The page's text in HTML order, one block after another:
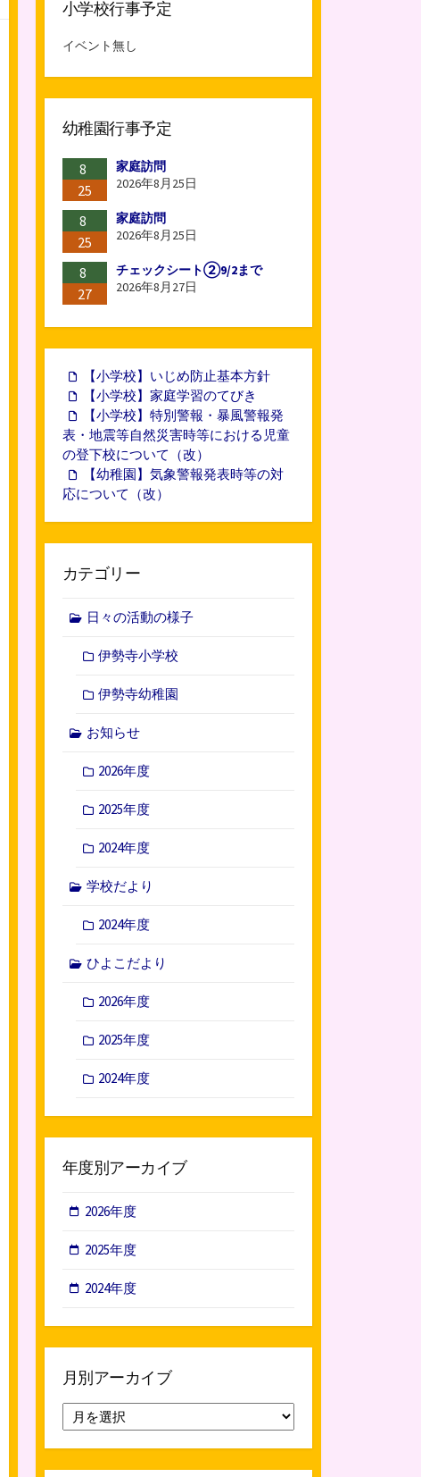
小学校行事予定
イベント無し
幼稚園行事予定
8
25
家庭訪問
2026年8月25日
8
25
家庭訪問
2026年8月25日
8
27
チェックシート②9/2まで
2026年8月27日
【小学校】いじめ防止基本方針
【小学校】家庭学習のてびき
【小学校】特別警報・暴風警報発
表・地震等自然災害時等における児童
の登下校について（改）
【幼稚園】気象警報発表時等の対
応について（改）
カテゴリー
日々の活動の様子
伊勢寺小学校
伊勢寺幼稚園
お知らせ
2026年度
2025年度
2024年度
学校だより
2024年度
ひよこだより
2026年度
2025年度
2024年度
年度別アーカイブ
2026年度
2025年度
2024年度
月別アーカイブ
別
ア
ー